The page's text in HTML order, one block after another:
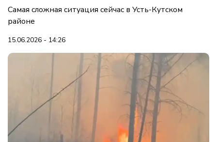
Самая сложная ситуация сейчас в Усть-Кутском
районе
15.06.2026 - 14:26